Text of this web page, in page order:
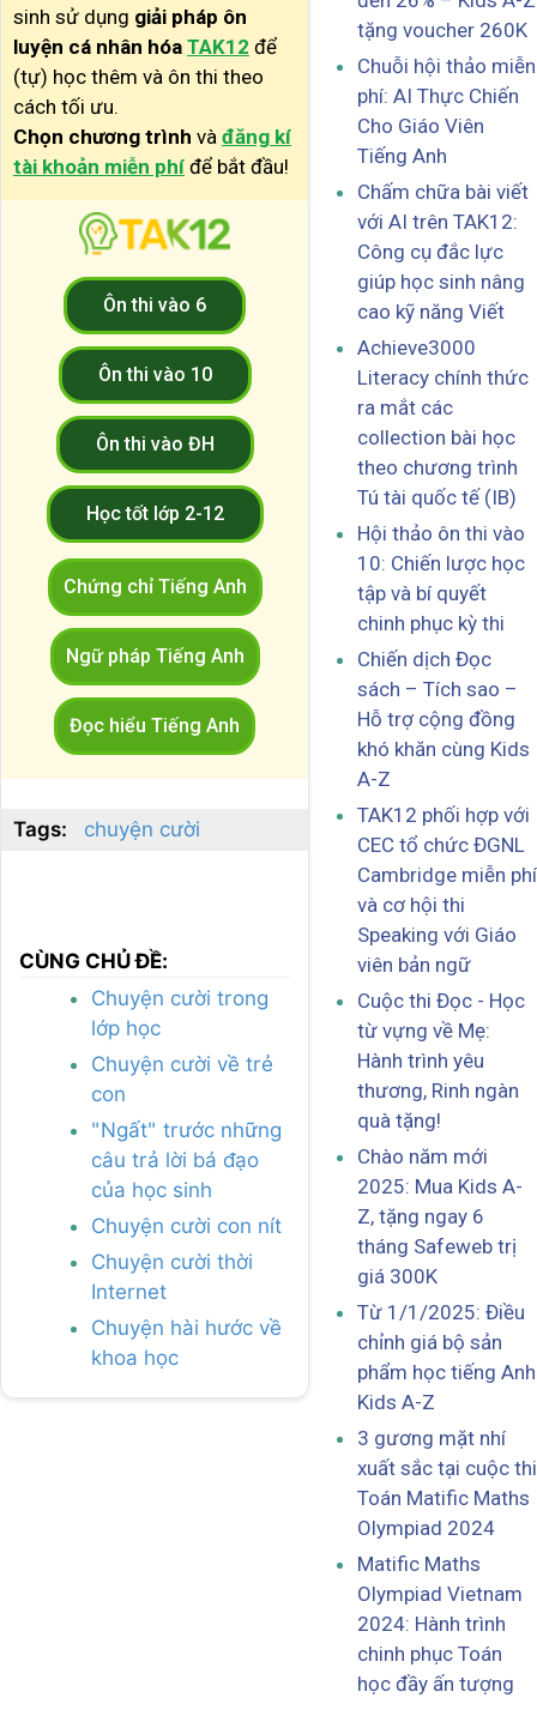
sinh sử dụng giải pháp ôn
luyện cá nhân hóa TAK12 để
(tự) học thêm và ôn thi theo
cách tối ưu.
Chọn chương trình và đăng kí
tài khoản miễn phí để bắt đầu!
Ôn thi vào 6
Ôn thi vào 10
Ôn thi vào ĐH
Học tốt lớp 2-12
Chứng chỉ Tiếng Anh
Ngữ pháp Tiếng Anh
Đọc hiểu Tiếng Anh
Tags: chuyện cười
CÙNG CHỦ ĐỀ:
Chuyện cười trong
lớp học
Chuyện cười về trẻ
con
"Ngất" trước những
câu trả lời bá đạo
của học sinh
Chuyện cười con nít
Chuyện cười thời
Internet
Chuyện hài hước về
khoa học
tặng voucher 260K
Chuỗi hội thảo miễn
phí: AI Thực Chiến
Cho Giáo Viên
Tiếng Anh
Chấm chữa bài viết
với AI trên TAK12:
Công cụ đắc lực
giúp học sinh nâng
cao kỹ năng Viết
Achieve3000
Literacy chính thức
ra mắt các
collection bài học
theo chương trình
Tú tài quốc tế (IB)
Hội thảo ôn thi vào
10: Chiến lược học
tập và bí quyết
chinh phục kỳ thi
Chiến dịch Đọc
sách – Tích sao –
Hỗ trợ cộng đồng
khó khăn cùng Kids
A-Z
TAK12 phối hợp với
CEC tổ chức ĐGNL
Cambridge miễn phí
và cơ hội thi
Speaking với Giáo
viên bản ngữ
Cuộc thi Đọc - Học
từ vựng về Mẹ:
Hành trình yêu
thương, Rinh ngàn
quà tặng!
Chào năm mới
2025: Mua Kids A-
Z, tặng ngay 6
tháng Safeweb trị
giá 300K
Từ 1/1/2025: Điều
chỉnh giá bộ sản
phẩm học tiếng Anh
Kids A-Z
3 gương mặt nhí
xuất sắc tại cuộc thi
Toán Matific Maths
Olympiad 2024
Matific Maths
Olympiad Vietnam
2024: Hành trình
chinh phục Toán
học đầy ấn tượng